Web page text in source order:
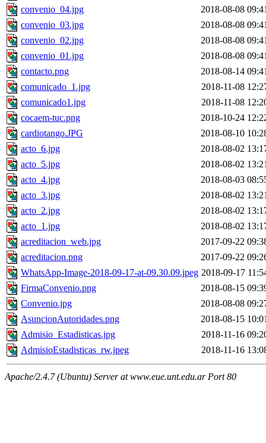
convenio_04.jpg
2018-08-08
convenio_03.jpg
2018-08-08
convenio_02.jpg
2018-08-08
convenio_01.jpg
2018-08-08
contacto.png
2018-08-14
comunicado_1.jpg
2018-11-08
comunicado1.jpg
2018-11-08
cocaem-tuc.png
2018-10-24
cardiotango.JPG
2018-08-10
acto_6.jpg
2018-08-02
acto_5.jpg
2018-08-02
acto_4.jpg
2018-08-03
acto_3.jpg
2018-08-02
acto_2.jpg
2018-08-02
acto_1.jpg
2018-08-02
acreditacion_web.jpg
2017-09-22
acreditacion.png
2017-09-22
WhatsApp-Image-2018-09-17-at-09.30.09.jpeg 2018-09-17
FirmaConvenio.png
2018-08-15
Convenio.jpg
2018-08-08
AsuncionAutoridades.png
2018-08-15
Admisio_Estadisticas.jpg
2018-11-16
AdmisioEstadisticas_rw.jpeg
2018-11-16
Apache/2.4.7 (Ubuntu) Server at www.eue.unt.edu.ar Port 80